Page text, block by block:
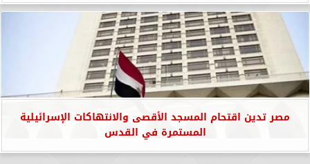
مصر تدين اقتحام المسجد الأقصى والانتهاكات الإسرائيلية
المستمرة في القدس